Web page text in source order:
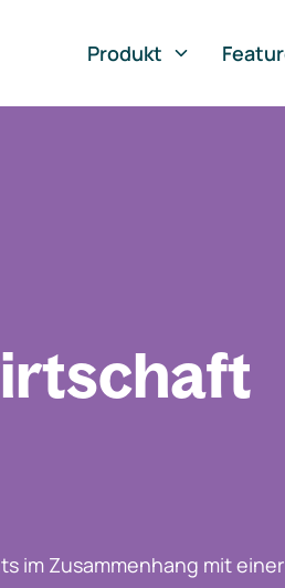
Produkt
im Zusammenhang mit